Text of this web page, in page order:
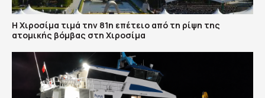
Η Χιροσίμα τιμά την 81η επέτειο από τη ρίψη της
ατομικής βόμβας στη Χιροσίμα